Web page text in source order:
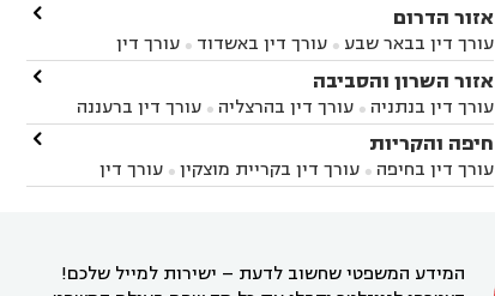
אזור הדרום
עורך דין בבאר שבע  עורך דין באשדוד 
עורך דין
באשקלון
עורך דין בבאר טוביה עורך דין בגן יבנה
עורך דין בניר הבנים עורך דין בערד
זיקים
עורך דין בנתיבות עורך דין בקרית מלאכי

אזור השרון והסביבה
עורך דין בנתניה  עורך דין בהרצליה  עורך דין ברעננה
עורך דין בחדרה עורך דין בכפר סבא
עורך דין בהוד
השרון
עורך דין באבן יהודה
עורך דין בחריש  עורך דין בקיסריה  עורך דין בקדימה

חיפה והקריות
עורך דין בחיפה  עורך דין בקריית מוצקין 
עורך דין
בקרית מוצקין
עורך דין בקריית אתא
עורך דין

המידע המשפטי שחשוב לדעת – ישירות למייל שלכם!